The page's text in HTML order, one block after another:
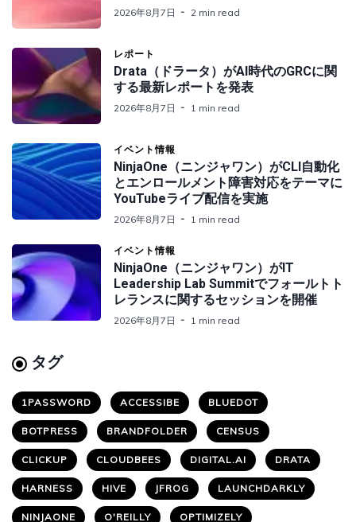
2026年8月7日 2 min read
レポート
Drata（ドラータ）がAI時代のGRCに関
する最新レポートを発表
2026年8月7日 1 min read
イベント情報
NinjaOne（ニンジャワン）がCLI自動化
とエンロールメント障害対応をテーマに
YouTubeライブ配信を実施
2026年8月7日 1 min read
イベント情報
NinjaOne（ニンジャワン）がIT
Leadership Lab Summitでフォールトト
レランスに関するセッションを開催
2026年8月7日 1 min read
タグ
1PASSWORD ACCESSIBE BLUEDOT
BOTPRESS BRANDFOLDER CENSUS
CLICKUP CLOUDBEES DIGITAL.AI DRATA
HARNESS HIVE JFROG LAUNCHDARKLY
NINJAONE O'REILLY OPTIMIZELY